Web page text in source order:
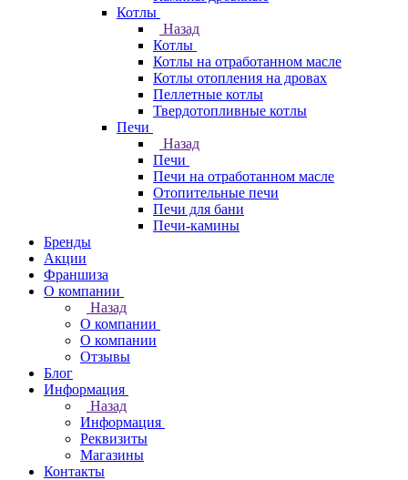
Котлы
Назад
Котлы
Котлы на отработанном масле
Котлы отопления на дровах
Пеллетные котлы
Твердотопливные котлы
Печи
Назад
Печи
Печи на отработанном масле
Отопительные печи
Печи для бани
Печи-камины
Бренды
Акции
Франшиза
О компании
Назад
О компании
О компании
Отзывы
Блог
Информация
Назад
Информация
Реквизиты
Магазины
Контакты